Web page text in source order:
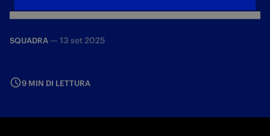
SQUADRA — 13 set 2025
9 MIN DI LETTURA